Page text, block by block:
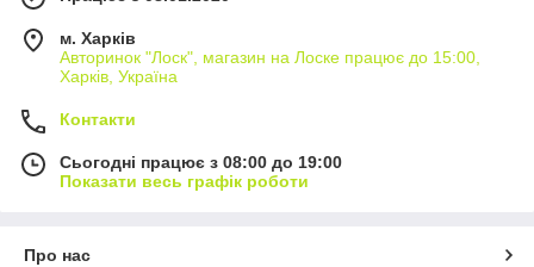
м. Харків
Авторинок "Лоск", магазин на Лоске працює до 15:00,
Харків, Україна
Контакти
Сьогодні працює з 08:00 до 19:00
Показати весь графік роботи
Про нас